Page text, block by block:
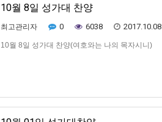
10월 8일 성가대 찬양
최고관리자 0 6038 2017.10.08
10월 8일 성가대 찬양(여호와는 나의 목자시니)